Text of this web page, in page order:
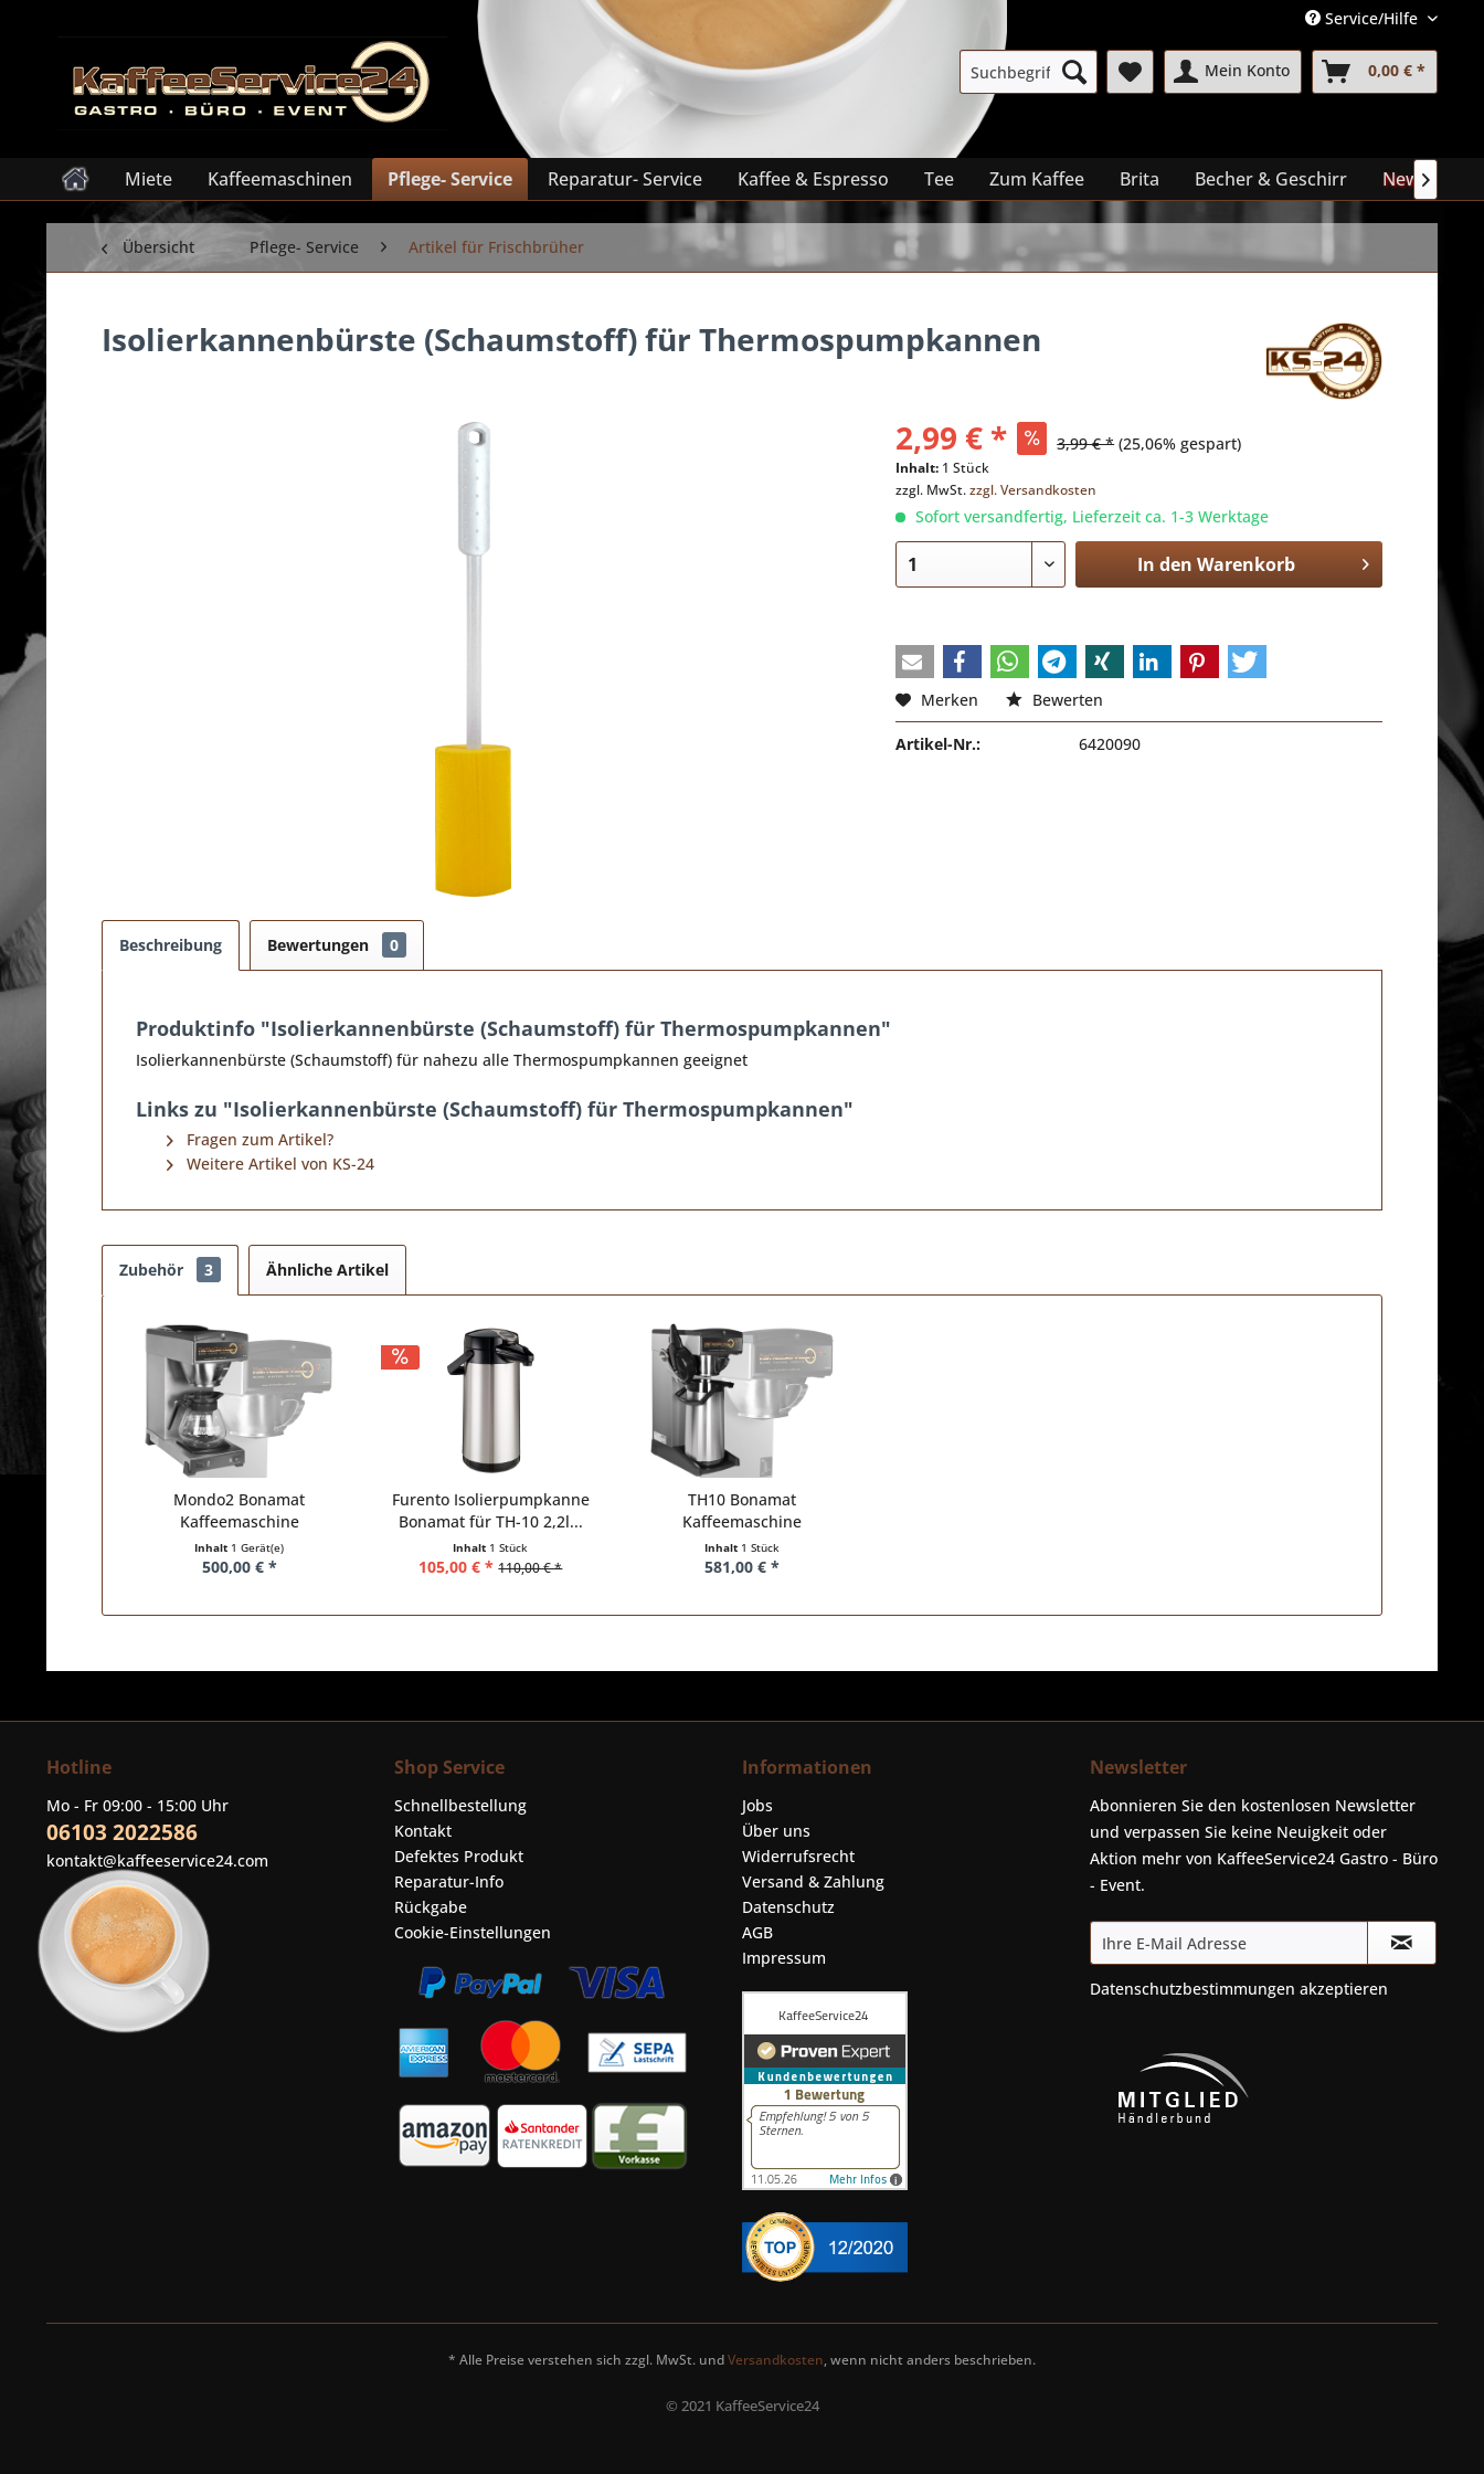
Service/Hilfe
Mein Konto 0,00 € *
Miete Kaffeemaschinen Pflege- Service Reparatur- Service Kaffee & Espresso Tee Zum Kaffee Brita Becher & Geschirr News

Übersicht Pflege- Service Artikel für Frischbrüher
Isolierkannenbürste (Schaumstoff) für Thermospumpkannen
2,99 € * 3,99 € * (25,06% gespart)
Inhalt: 1 Stück
zzgl. MwSt.zzgl. Versandkosten
Sofort versandfertig, Lieferzeit ca. 1-3 Werktage
In den Warenkorb
Merken Bewerten
Artikel-Nr.: 6420090
Beschreibung Bewertungen 0
Produktinfo "Isolierkannenbürste (Schaumstoff) für Thermospumpkannen"
Isolierkannenbürste (Schaumstoff) für nahezu alle Thermospumpkannen geeignet
Links zu "Isolierkannenbürste (Schaumstoff) für Thermospumpkannen"
Fragen zum Artikel?
Weitere Artikel von KS-24
Zubehör 3 Ähnliche Artikel
Mondo2 Bonamat
Kaffeemaschine
Inhalt 1 Gerät(e)
500,00 € *
Furento Isolierpumpkanne
Bonamat für TH-10 2,2l...
Inhalt 1 Stück
105,00 € * 110,00 € *
TH10 Bonamat
Kaffeemaschine
Inhalt 1 Stück
581,00 € *
Hotline
Mo - Fr 09:00 - 15:00 Uhr
06103 2022586
kontakt@kaffeeservice24.com
Shop Service
Schnellbestellung
Kontakt
Defektes Produkt
Reparatur-Info
Rückgabe
Cookie-Einstellungen
Informationen
Jobs
Über uns
Widerrufsrecht
Versand & Zahlung
Datenschutz
AGB
Impressum
Newsletter
Abonnieren Sie den kostenlosen Newsletter
und verpassen Sie keine Neuigkeit oder
Aktion mehr von KaffeeService24 Gastro - Büro
- Event.
Datenschutzbestimmungen akzeptieren
* Alle Preise verstehen sich zzgl. MwSt. undVersandkosten, wenn nicht anders beschrieben.
© 2021 KaffeeService24